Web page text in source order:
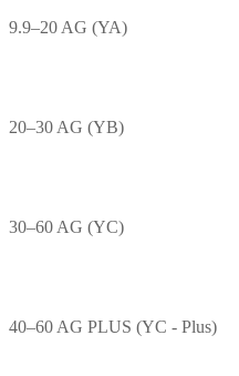
9.9–20 AG (YA)
20–30 AG (YB)
30–60 AG (YC)
40–60 AG PLUS (YC - Plus)